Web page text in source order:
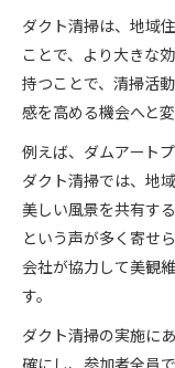
ダクト清掃は、地域
ことで、より大きな
持つことで、清掃活
感を高める機会へと変
例えば、ダムアート
ダクト清掃では、地
美しい風景を共有す
という声が多く寄せ
会社が協力して美観
す。
ダクト清掃の実施に